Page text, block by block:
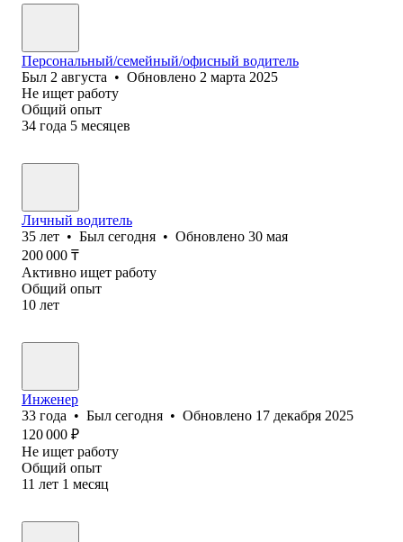
Персональный/семейный/офисный водитель
Был 2 августа • Обновлено 2 марта 2025
Не ищет работу
Общий опыт
34 года 5 месяцев
Личный водитель
35 лет • Был сегодня • Обновлено 30 мая
200 000 ₸
Активно ищет работу
Общий опыт
10 лет
Инженер
33 года • Был сегодня • Обновлено 17 декабря 2025
120 000 ₽
Не ищет работу
Общий опыт
11 лет 1 месяц